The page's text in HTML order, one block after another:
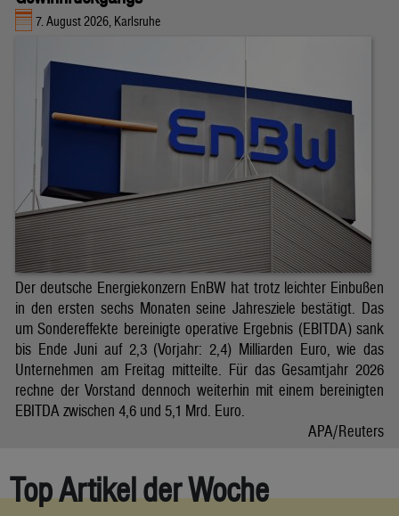
7. August 2026, Karlsruhe
Der deutsche Energiekonzern EnBW hat trotz leichter Einbußen
in den ersten sechs Monaten seine Jahresziele bestätigt. Das
um Sondereffekte bereinigte operative Ergebnis (EBITDA) sank
bis Ende Juni auf 2,3 (Vorjahr: 2,4) Milliarden Euro, wie das
Unternehmen am Freitag mitteilte. Für das Gesamtjahr 2026
rechne der Vorstand dennoch weiterhin mit einem bereinigten
EBITDA zwischen 4,6 und 5,1 Mrd. Euro.
APA/Reuters
Top Artikel der Woche